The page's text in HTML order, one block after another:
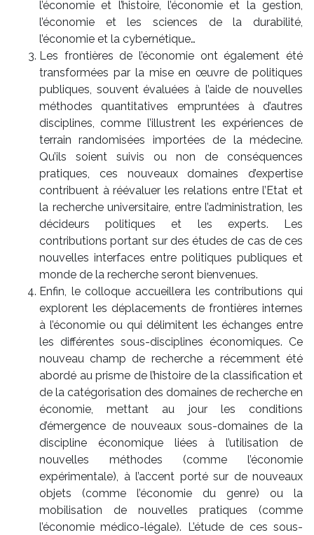
l’économie et l’histoire, l’économie et la gestion,
l’économie et les sciences de la durabilité,
l’économie et la cybernétique…
Les frontières de l’économie ont également été
transformées par la mise en œuvre de politiques
publiques, souvent évaluées à l’aide de nouvelles
méthodes quantitatives empruntées à d’autres
disciplines, comme l’illustrent les expériences de
terrain randomisées importées de la médecine.
Qu’ils soient suivis ou non de conséquences
pratiques, ces nouveaux domaines d’expertise
contribuent à réévaluer les relations entre l’Etat et
la recherche universitaire, entre l’administration, les
décideurs politiques et les experts. Les
contributions portant sur des études de cas de ces
nouvelles interfaces entre politiques publiques et
monde de la recherche seront bienvenues.
Enfin, le colloque accueillera les contributions qui
explorent les déplacements de frontières internes
à l’économie ou qui délimitent les échanges entre
les différentes sous-disciplines économiques. Ce
nouveau champ de recherche a récemment été
abordé au prisme de l’histoire de la classification et
de la catégorisation des domaines de recherche en
économie, mettant au jour les conditions
d’émergence de nouveaux sous-domaines de la
discipline économique liées à l’utilisation de
nouvelles méthodes (comme l’économie
expérimentale), à l’accent porté sur de nouveaux
objets (comme l’économie du genre) ou la
mobilisation de nouvelles pratiques (comme
l’économie médico-légale). L’étude de ces sous-